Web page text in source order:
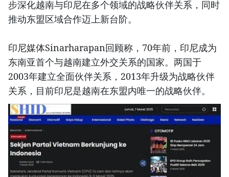
步深化越南与印尼在多个领域的战略伙伴关系，同时
推动东盟区域合作迈上新台阶。
印尼媒体Sinarharapan回顾称，70年前，印尼成为
东南亚首个与越南建立外交关系的国家。两国于
2003年建立全面伙伴关系，2013年升级为战略伙伴
关系，目前印尼是越南在东盟内唯一的战略伙伴。